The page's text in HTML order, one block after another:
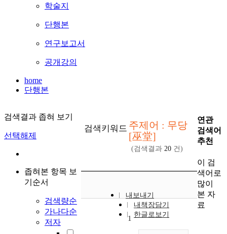
학술지
단행본
연구보고서
공개강의
home
단행본
검색결과 좁혀 보기
선택해제
좁혀본 항목 보
기순서
검색량순
가나다순
저자
검색키워드 주제어 : 무당
[巫堂]
(검색결과 20 건)
내보내기
내책장담기
한글로보기
1
연관
검색어
추천
이 검
색어로
많이
본 자
료